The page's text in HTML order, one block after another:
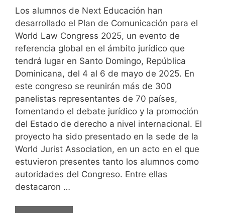
Los alumnos de Next Educación han
desarrollado el Plan de Comunicación para el
World Law Congress 2025, un evento de
referencia global en el ámbito jurídico que
tendrá lugar en Santo Domingo, República
Dominicana, del 4 al 6 de mayo de 2025. En
este congreso se reunirán más de 300
panelistas representantes de 70 países,
fomentando el debate jurídico y la promoción
del Estado de derecho a nivel internacional. El
proyecto ha sido presentado en la sede de la
World Jurist Association, en un acto en el que
estuvieron presentes tanto los alumnos como
autoridades del Congreso. Entre ellas
destacaron …